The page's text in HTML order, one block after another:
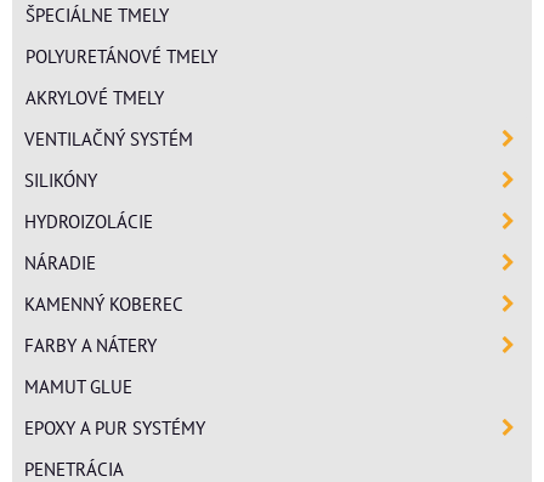
ŠPECIÁLNE TMELY
POLYURETÁNOVÉ TMELY
AKRYLOVÉ TMELY
VENTILAČNÝ SYSTÉM
SILIKÓNY
HYDROIZOLÁCIE
NÁRADIE
KAMENNÝ KOBEREC
FARBY A NÁTERY
MAMUT GLUE
EPOXY A PUR SYSTÉMY
PENETRÁCIA